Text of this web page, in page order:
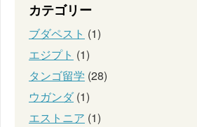
カテゴリー
ブダペスト (1)
エジプト (1)
タンゴ留学 (28)
ウガンダ(1)
エストニア (1)